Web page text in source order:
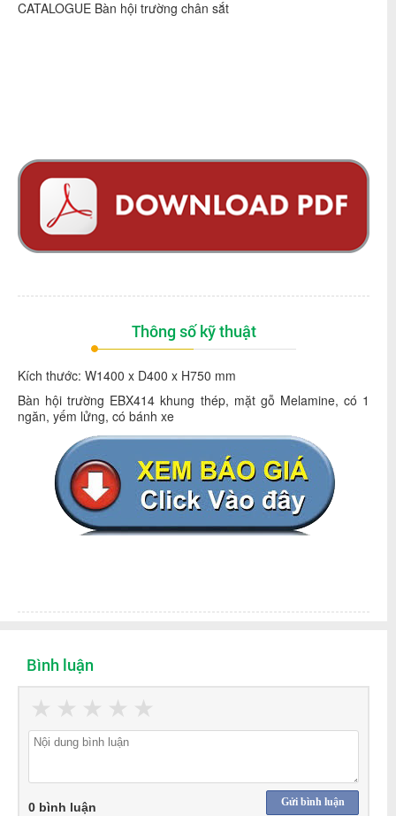
CATALOGUE Bàn hội trường chân sắt
Thông số kỹ thuật
Kích thước: W1400 x D400 x H750 mm
Bàn hội trường EBX414 khung thép, mặt gỗ Melamine, có 1
ngăn, yếm lửng, có bánh xe
Bình luận
★
★
★
★
★
Gửi bình luận
0 bình luận